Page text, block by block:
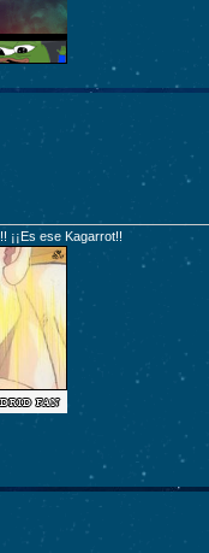
¡¡Es ese Kagarrot!!